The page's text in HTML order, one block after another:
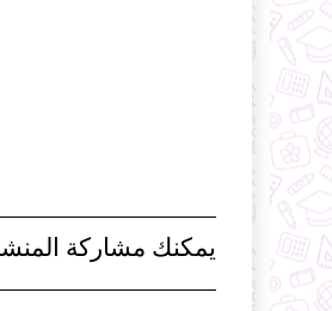
يمكنك مشاركة